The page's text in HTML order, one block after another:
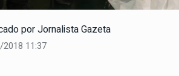
porJornalista Gazeta
11:37